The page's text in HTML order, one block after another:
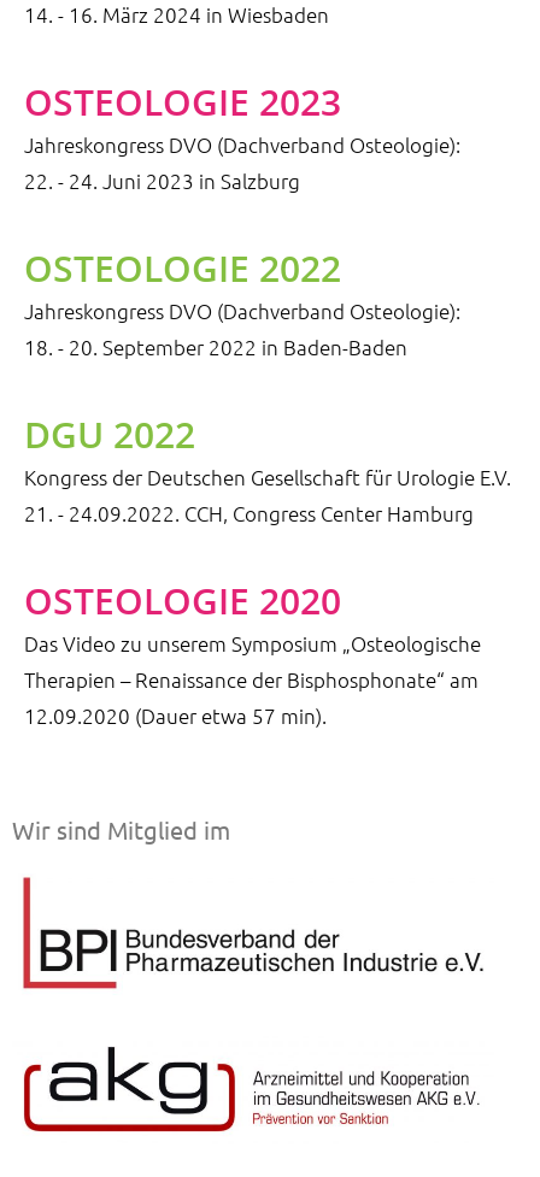
14. - 16. März 2024 in Wiesbaden
OSTEOLOGIE 2023
Jahreskongress DVO (Dachverband Osteologie):
22. - 24. Juni 2023 in Salzburg
OSTEOLOGIE 2022
Jahreskongress DVO (Dachverband Osteologie):
18. - 20. September 2022 in Baden-Baden
DGU 2022
Kongress der Deutschen Gesellschaft für Urologie E.V.
21. - 24.09.2022. CCH, Congress Center Hamburg
OSTEOLOGIE 2020
Das Video zu unserem Symposium „Osteologische
Therapien – Renaissance der Bisphosphonate“ am
12.09.2020 (Dauer etwa 57 min).
Wir sind Mitglied im